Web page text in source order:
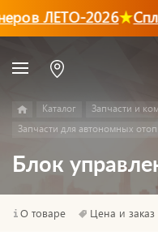
ЛЕТО-2026
Каталог
Запчасти и
Запчасти для автономных
Блок
О товаре Цена и заказ